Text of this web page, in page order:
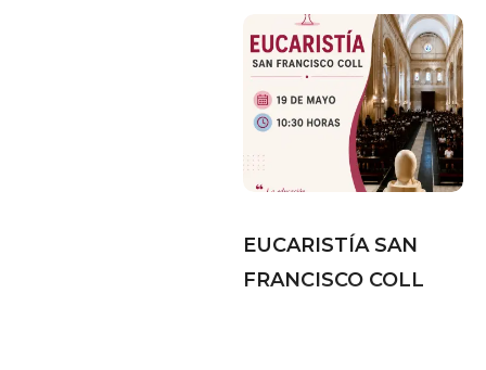
EUCARISTÍA SAN
FRANCISCO COLL